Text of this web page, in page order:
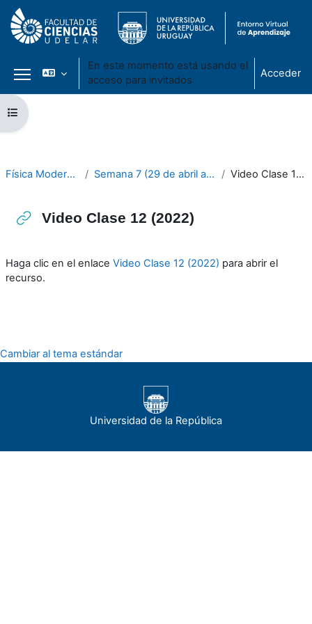
Salta al contenido principal
Panel lateral
En este momento está usando el
acceso para invitados
Acceder
Abrir índice del curso
Física Moderna 2024 Semana 7 (29 de abril a 3 de mayo) Video Clase 12 (2022)
Video Clase 12 (2022)
Haga clic en el enlace Video Clase 12 (2022) para abrir el
recurso.
Cambiar al tema estándar
Universidad de la República